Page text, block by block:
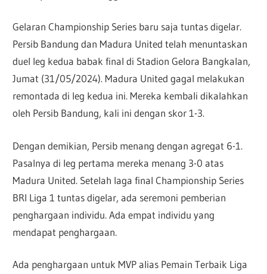
Gelaran Championship Series baru saja tuntas digelar.
Persib Bandung dan Madura United telah menuntaskan
duel leg kedua babak final di Stadion Gelora Bangkalan,
Jumat (31/05/2024). Madura United gagal melakukan
remontada di leg kedua ini. Mereka kembali dikalahkan
oleh Persib Bandung, kali ini dengan skor 1-3.
Dengan demikian, Persib menang dengan agregat 6-1.
Pasalnya di leg pertama mereka menang 3-0 atas
Madura United. Setelah laga final Championship Series
BRI Liga 1 tuntas digelar, ada seremoni pemberian
penghargaan individu. Ada empat individu yang
mendapat penghargaan.
Ada penghargaan untuk MVP alias Pemain Terbaik Liga